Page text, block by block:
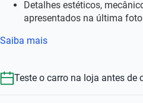
Detalhes estéticos,
apresentados na última
Saiba mais
Teste o carro na loja antes de